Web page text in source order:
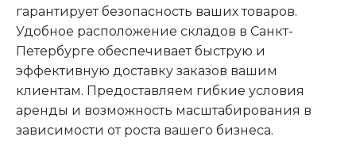
гарантирует безопасность ваших товаров.
Удобное расположение складов в Санкт-
Петербурге обеспечивает быструю и
эффективную доставку заказов вашим
клиентам. Предоставляем гибкие условия
аренды и возможность масштабирования в
зависимости от роста вашего бизнеса.